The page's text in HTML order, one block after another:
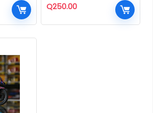
Q250.00